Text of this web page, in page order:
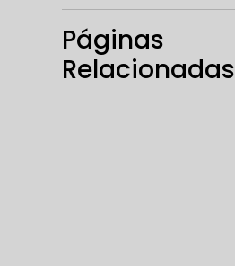
Páginas
Relacionadas